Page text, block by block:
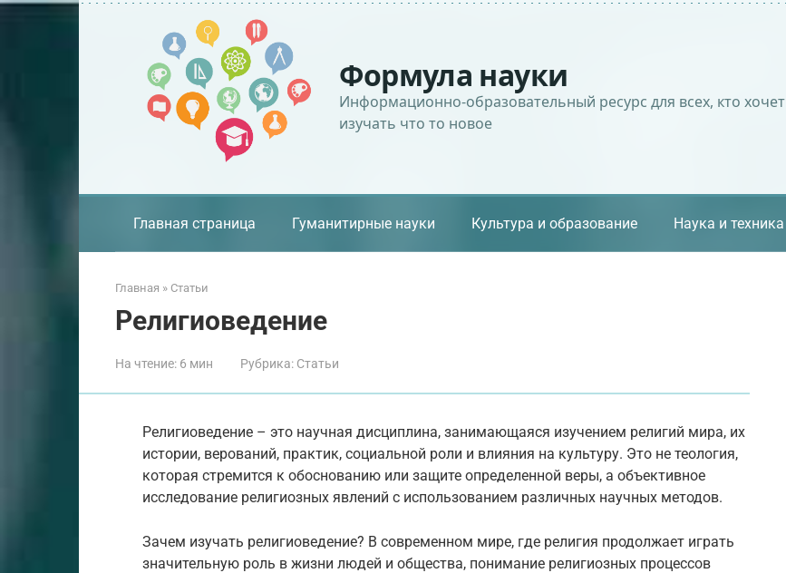
Перейти
Формула науки
Информационно-образовательный ресурс для всех, кто хочет
изучать что то новое
Главная страница Гуманитирные науки Культура и образование Наука и техника
Главная » Статьи
Религиоведение
На чтение: 6 мин Рубрика: Статьи
Религиоведение – это научная дисциплина, занимающаяся изучением религий мира, их
истории, верований, практик, социальной роли и влияния на культуру. Это не теология,
которая стремится к обоснованию или защите определенной веры, а объективное
исследование религиозных явлений с использованием различных научных методов.
Зачем изучать религиоведение? В современном мире, где религия продолжает играть
значительную роль в жизни людей и общества, понимание религиозных процессов